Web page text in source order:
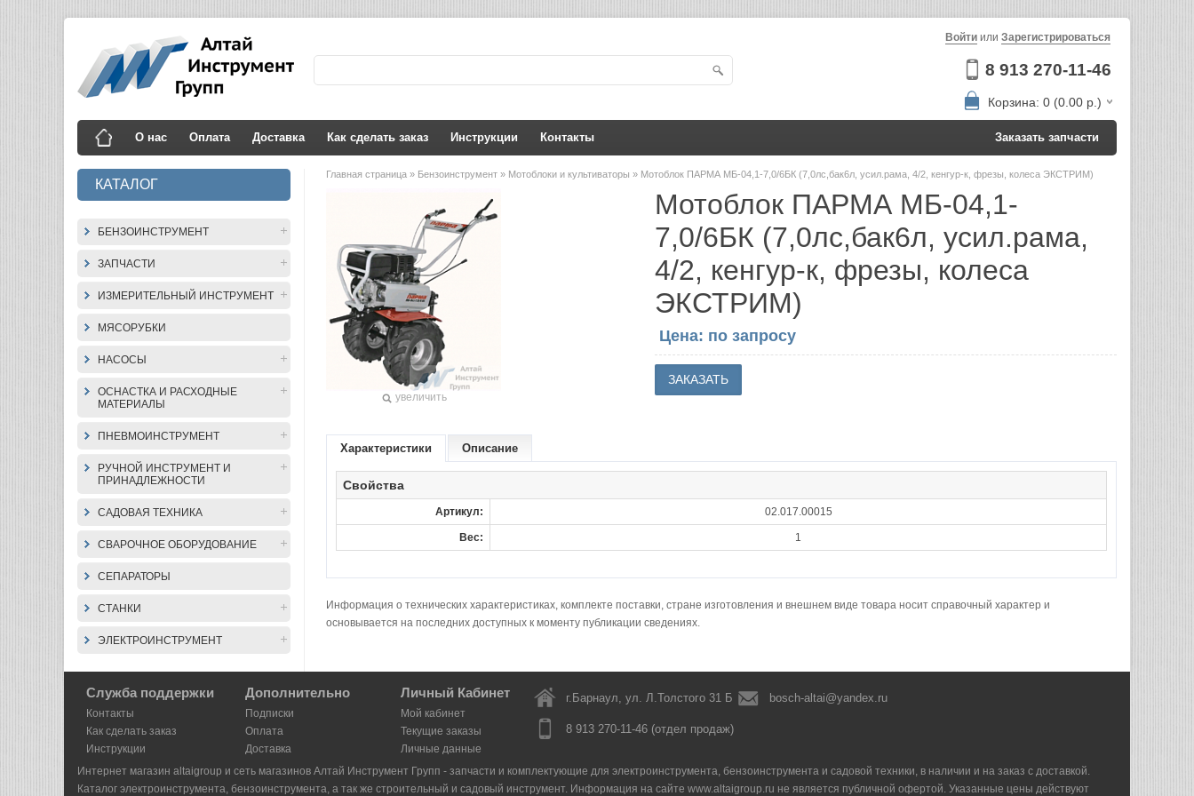
8 913 270-11-46
Войти или Зарегистрироваться
Корзина: 0 (0.00 р.)
О нас Оплата Доставка Как сделать заказ Инструкции Контакты Заказать запчасти
КАТАЛОГ
БЕНЗОИНСТРУМЕНТ
ЗАПЧАСТИ
ИЗМЕРИТЕЛЬНЫЙ ИНСТРУМЕНТ
МЯСОРУБКИ
НАСОСЫ
ОСНАСТКА И РАСХОДНЫЕ
МАТЕРИАЛЫ
ПНЕВМОИНСТРУМЕНТ
РУЧНОЙ ИНСТРУМЕНТ И
ПРИНАДЛЕЖНОСТИ
САДОВАЯ ТЕХНИКА
СВАРОЧНОЕ ОБОРУДОВАНИЕ
СЕПАРАТОРЫ
СТАНКИ
ЭЛЕКТРОИНСТРУМЕНТ
Главная страница » Бензоинструмент » Мотоблоки и культиваторы » Мотоблок ПАРМА МБ-04,1-7,0/6БК (7,0лс,бак6л, усил.рама, 4/2, кенгур-к, фрезы, колеса ЭКСТРИМ)
увеличить
Мотоблок ПАРМА МБ-04,1-
7,0/6БК (7,0лс,бак6л, усил.рама,
4/2, кенгур-к, фрезы, колеса
ЭКСТРИМ)
Цена: по запросу
Характеристики Описание
Свойства
Артикул: 02.017.00015
Вес: 1
Информация о технических характеристиках, комплекте поставки, стране изготовления и внешнем виде товара носит справочный характер и
основывается на последних доступных к моменту публикации сведениях.
Служба поддержки
Контакты
Как сделать заказ
Инструкции
Дополнительно
Подписки
Оплата
Доставка
Личный Кабинет
Мой кабинет
Текущие заказы
Личные данные
г.Барнаул, ул. Л.Толстого 31 Б bosch-altai@yandex.ru
8 913 270-11-46 (отдел продаж)
Интернет магазин altaigroup и сеть магазинов Алтай Инструмент Групп - запчасти и комплектующие для электроинструмента, бензоинструмента и садовой техники, в наличии и на заказ с доставкой.
Каталог электроинструмента, бензоинструмента, а так же строительный и садовый инструмент. Информация на сайте www.altaigroup.ru не является публичной офертой. Указанные цены действуют